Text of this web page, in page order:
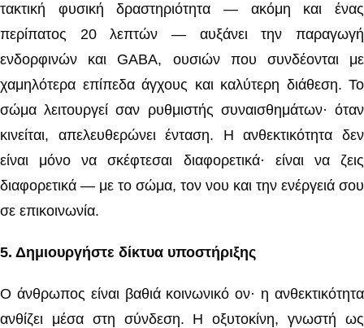
τακτική φυσική δραστηριότητα — ακόμη και ένας
περίπατος 20 λεπτών — αυξάνει την παραγωγή
ενδορφινών και GABA, ουσιών που συνδέονται με
χαμηλότερα επίπεδα άγχους και καλύτερη διάθεση. Το
σώμα λειτουργεί σαν ρυθμιστής συναισθημάτων· όταν
κινείται, απελευθερώνει ένταση. Η ανθεκτικότητα δεν
είναι μόνο να σκέφτεσαι διαφορετικά· είναι να ζεις
διαφορετικά — με το σώμα, τον νου και την ενέργειά σου
σε επικοινωνία.
5️. Δημιουργήστε δίκτυα υποστήριξης
Ο άνθρωπος είναι βαθιά κοινωνικό ον· η ανθεκτικότητα
ανθίζει μέσα στη σύνδεση. Η οξυτοκίνη, γνωστή ως